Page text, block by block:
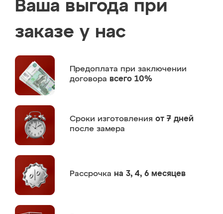
Ваша выгода при
заказе у нас
Предоплата при заключении
договора всего 10%
Сроки изготовления от 7 дней
после замера
Рассрочка на 3, 4, 6 месяцев